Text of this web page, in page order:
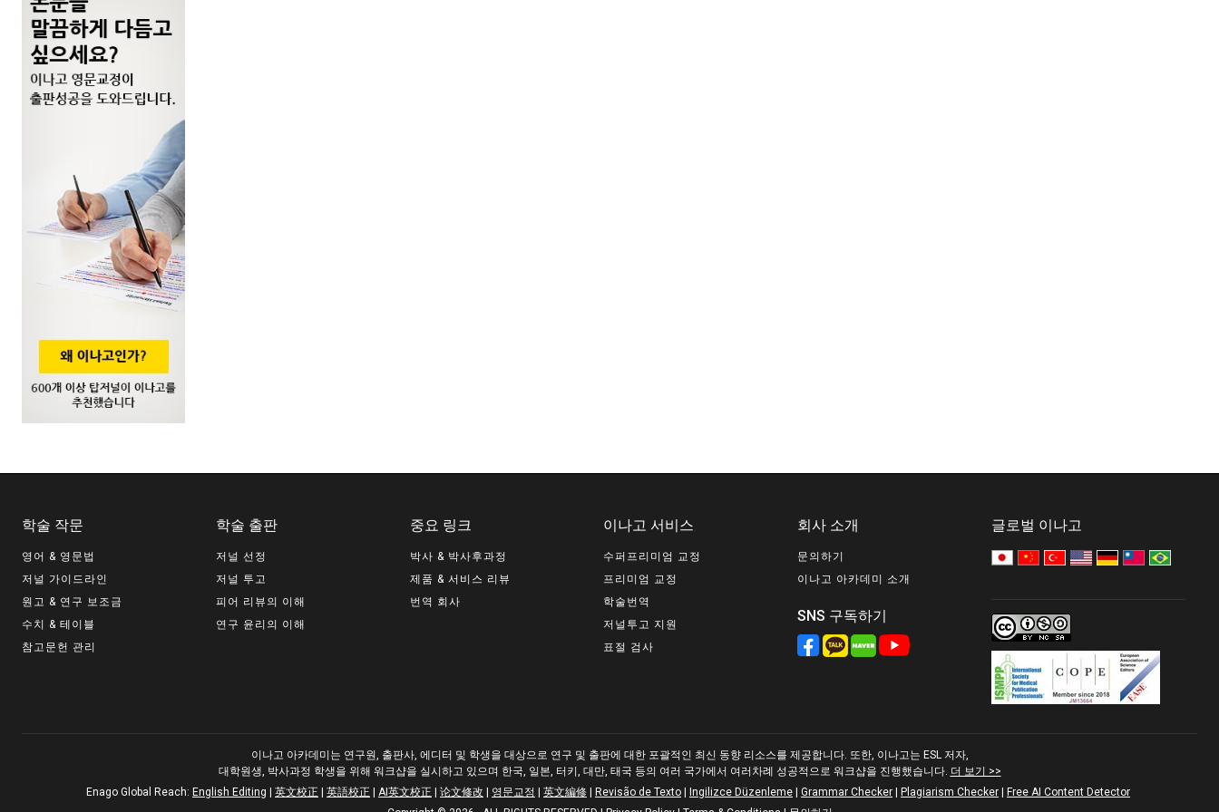
학술 작문
영어 & 영문법
저널 가이드라인
원고 & 연구 보조금
수치 & 테이블
참고문헌 관리
학술 출판
저널 선정
저널 투고
피어 리뷰의 이해
연구 윤리의 이해
중요 링크
박사 & 박사후과정
제품 & 서비스 리뷰
번역 회사
이나고 서비스
수퍼프리미엄 교정
프리미엄 교정
학술번역
저널투고 지원
표절 검사
회사 소개
문의하기
이나고 아카데미 소개
SNS 구독하기
글로벌 이나고
이나고 아카데미는 연구원, 출판사, 에디터 및 학생을 대상으로 연구 및 출판에 대한 포괄적인 최신 동향 리소스를 제공합니다. 또한, 이나고는 ESL 저자,
대학원생, 박사과정 학생을 위해 워크샵을 실시하고 있으며 한국, 일본, 터키, 대만, 태국 등의 여러 국가에서 여러차례 성공적으로 워크샵을 진행했습니다. 더 보기 >>
Enago Global Reach: English Editing 英文校正 英語校正 AI英文校正 论文修改 영문교정 英文編修 Revisão de Texto Ingilizce Düzenleme Grammar Checker Plagiarism Checker
Free AI Content Detector